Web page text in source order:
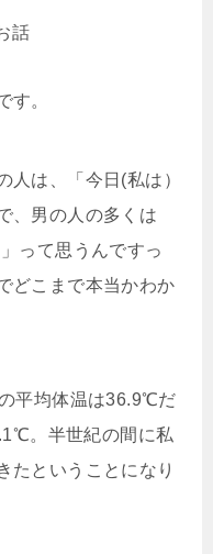
す。
人は、「今日(私は）
、男の人の多くは
って思うんですっ
どこまで本当かわか
平均体温は36.9℃だ
。半世紀の間に私
たということになり